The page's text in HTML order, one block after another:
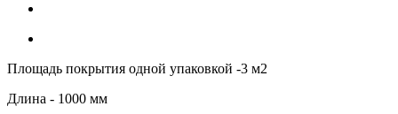
Площадь покрытия одной упаковкой -3 м2
Длина - 1000 мм